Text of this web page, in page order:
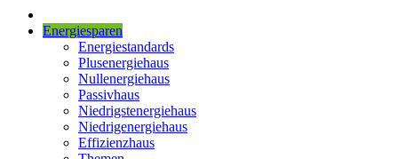
Energiesparen
Energiestandards
Plusenergiehaus
Nullenergiehaus
Passivhaus
Niedrigstenergiehaus
Niedrigenergiehaus
Effizienzhaus